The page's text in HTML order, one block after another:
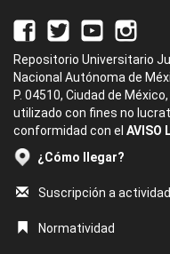
Repositorio Universitario
Nacional Autónoma de
P. 04510, Ciudad de
utilizado con fines no
conformidad con el AVISO
¿Cómo llegar?
Suscripción a
Normatividad